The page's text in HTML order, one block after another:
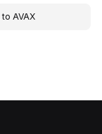
to AVAX